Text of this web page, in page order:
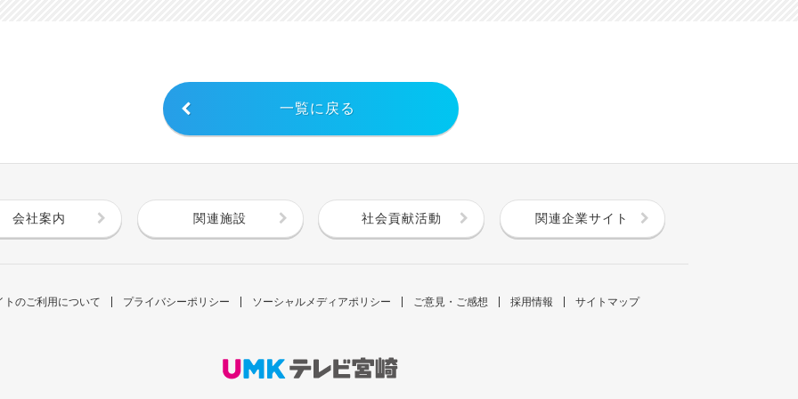
一覧に戻る
会社案内 関連施設 社会貢献活動 関連企業サイト
トのご利用について プライバシーポリシー ソーシャルメディアポリシー ご意見・ご感想 採用情報 サイトマップ